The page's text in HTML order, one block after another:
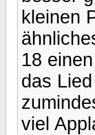
kleinen
18
das
viel